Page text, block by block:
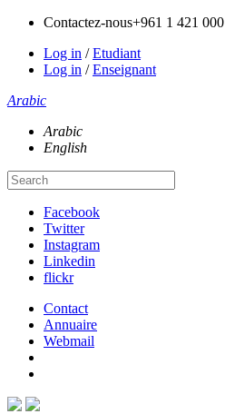
Contactez-nous+961 1 421 000
Log in /Etudiant
Log in /Enseignant
Arabic
Arabic
English
Facebook
Twitter
Instagram
Linkedin
flickr
Contact
Annuaire
Webmail